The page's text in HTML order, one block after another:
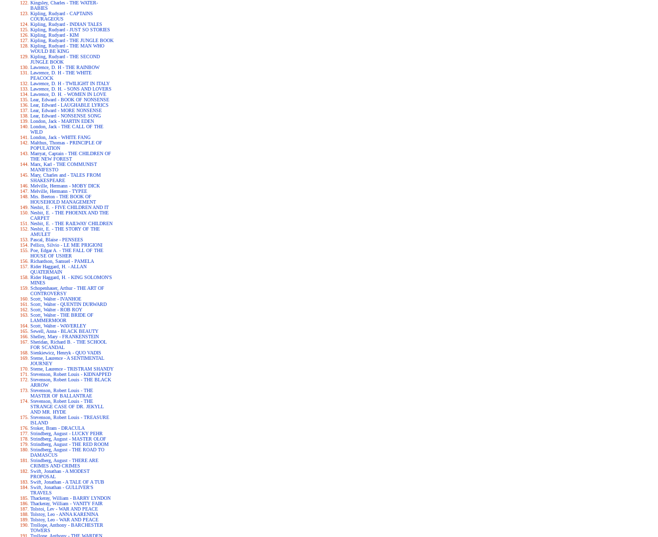
Kingsley, Charles - THE WATER-
BABIES
Kipling, Rudyard - CAPTAINS
COURAGEOUS
Kipling, Rudyard - INDIAN TALES
Kipling, Rudyard - JUST SO STORIES
Kipling, Rudyard - KIM
Kipling, Rudyard - THE JUNGLE BOOK
Kipling, Rudyard - THE MAN WHO
WOULD BE KING
Kipling, Rudyard - THE SECOND
JUNGLE BOOK
Lawrence, D. H - THE RAINBOW
Lawrence, D. H - THE WHITE
PEACOCK
Lawrence, D. H - TWILIGHT IN ITALY
Lawrence, D. H. - SONS AND LOVERS
Lawrence, D. H. - WOMEN IN LOVE
Lear, Edward - BOOK OF NONSENSE
Lear, Edward - LAUGHABLE LYRICS
Lear, Edward - MORE NONSENSE
Lear, Edward - NONSENSE SONG
London, Jack - MARTIN EDEN
London, Jack - THE CALL OF THE
WILD
London, Jack - WHITE FANG
Malthus, Thomas - PRINCIPLE OF
POPULATION
Marryat, Captain - THE CHILDREN OF
THE NEW FOREST
Marx, Karl - THE COMMUNIST
MANIFESTO
Mary, Charles and - TALES FROM
SHAKESPEARE
Melville, Hermann - MOBY DICK
Melville, Hermann - TYPEE
Mrs. Beeton - THE BOOK OF
HOUSEHOLD MANAGEMENT
Nesbit, E. - FIVE CHILDREN AND IT
Nesbit, E. - THE PHOENIX AND THE
CARPET
Nesbit, E. - THE RAILWAY CHILDREN
Nesbit, E. - THE STORY OF THE
AMULET
Pascal, Blaise - PENSEES
Pellico, Silvio - LE MIE PRIGIONI
Poe, Edgar A. - THE FALL OF THE
HOUSE OF USHER
Richardson, Samuel - PAMELA
Rider Haggard, H. - ALLAN
QUATERMAIN
Rider Haggard, H. - KING SOLOMON'S
MINES
Schopenhauer, Arthur - THE ART OF
CONTROVERSY
Scott, Walter - IVANHOE
Scott, Walter - QUENTIN DURWARD
Scott, Walter - ROB ROY
Scott, Walter - THE BRIDE OF
LAMMERMOOR
Scott, Walter - WAVERLEY
Sewell, Anna - BLACK BEAUTY
Shelley, Mary - FRANKENSTEIN
Sheridan, Richard B. - THE SCHOOL
FOR SCANDAL
Sienkiewicz, Henryk - QUO VADIS
Sterne, Laurence - A SENTIMENTAL
JOURNEY
Sterne, Laurence - TRISTRAM SHANDY
Stevenson, Robert Louis - KIDNAPPED
Stevenson, Robert Louis - THE BLACK
ARROW
Stevenson, Robert Louis - THE
MASTER OF BALLANTRAE
Stevenson, Robert Louis - THE
STRANGE CASE OF DR. JEKYLL
AND MR. HYDE
Stevenson, Robert Louis - TREASURE
ISLAND
Stoker, Bram - DRACULA
Strindberg, August - LUCKY PEHR
Strindberg, August - MASTER OLOF
Strindberg, August - THE RED ROOM
Strindberg, August - THE ROAD TO
DAMASCUS
Strindberg, August - THERE ARE
CRIMES AND CRIMES
Swift, Jonathan - A MODEST
PROPOSAL
Swift, Jonathan - A TALE OF A TUB
Swift, Jonathan - GULLIVER'S
TRAVELS
Thackeray, William - BARRY LYNDON
Thackeray, William - VANITY FAIR
Tolstoi, Lev - WAR AND PEACE
Tolstoy, Leo - ANNA KARENINA
Tolstoy, Leo - WAR AND PEACE
Trollope, Anthony - BARCHESTER
TOWERS
Trollope, Anthony - THE WARDEN